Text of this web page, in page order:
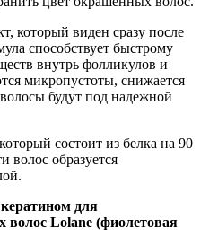
который виден сразу после
способствует быстрому
внутрь фолликулов и
микропустоты, снижается
будут под надежной
состоит из белка на 90
волос образуется
для
волос Lolane (фиолетовая